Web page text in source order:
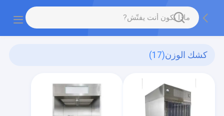
كشك الوزن(17)